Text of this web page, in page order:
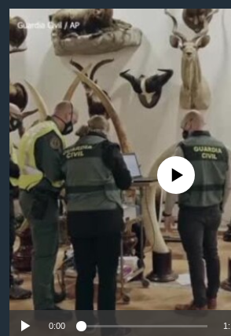
ကြည့်
ပင်မ
အ
ညွန်း
စာမျက်နှာ
သို့
ကျော်
ကြည့်
ရန်
ရှာဖွေ
ရန်
နေရာ
သို့
ကျော်
မကြေးမုံရဲ့ အင်္ဂလိပ်စာ
ရုပ်ရှင်ထဲက အင်္ဂလိပ်စာ
သုတပဒေသာ အင်္ဂလိပ်စာ
ရေဒီယို
တီဗွီ
ရေဒီယိုနှင့်ရုပ်သံ အချက်အလက်များ
ရေဒီယို/တီဗွီအစီအစဉ်
Learning English
ဗွီအိုအေ လူမှုကွန်ယက်များ
ဘာသာစကားများ
No media source
0:00